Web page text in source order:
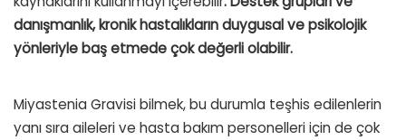
danışmanlık, kronik hastalıkların duygusal ve psikolojik
yönleriyle baş etmede çok değerli olabilir.
Miyastenia Gravisi bilmek, bu durumla teşhis edilenlerin
yanı sıra aileleri ve hasta bakım personelleri için de çok